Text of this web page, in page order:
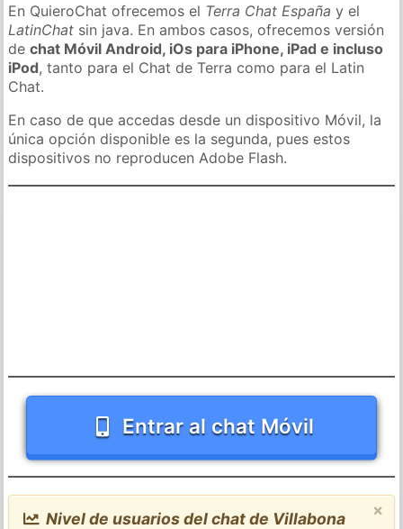
En QuieroChat ofrecemos el Terra Chat España y el
LatinChat sin java. En ambos casos, ofrecemos versión
dechat Móvil Android, iOs para iPhone, iPad e incluso
iPod, tanto para el Chat de Terra como para el Latin
Chat.
En caso de que accedas desde un dispositivo Móvil, la
única opción disponible es la segunda, pues estos
dispositivos no reproducen Adobe Flash.
Entrar al chat Móvil
×
Nivel de usuarios del chat de Villabona